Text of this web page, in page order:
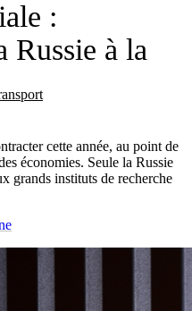
:
Russie à la
cette année, au point de
économies. Seule la Russie
grands instituts de recherche